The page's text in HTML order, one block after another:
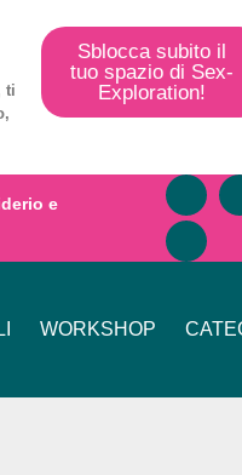
ti
Sblocca subito il
tuo spazio di Sex-
Exploration!
e
WORKSHOP